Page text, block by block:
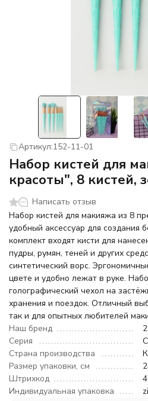
Артикул:152-11-01
Набор кистей для
красоты", 8 кистей,
Написать отзыв
Набор кистей для макияжа из 8
удобный аксессуар для создания
комплект входят кисти для
пудры, румян, теней и других
синтетический ворс.
цвете и удобно лежат в руке.
голографический чехол на
хранения и поездок. Отличный
так и для опытных любителей
Наш бренд
Серия
Страна производства
Размер упаковки, см
Штрихкод
Индивидуальная упаковка